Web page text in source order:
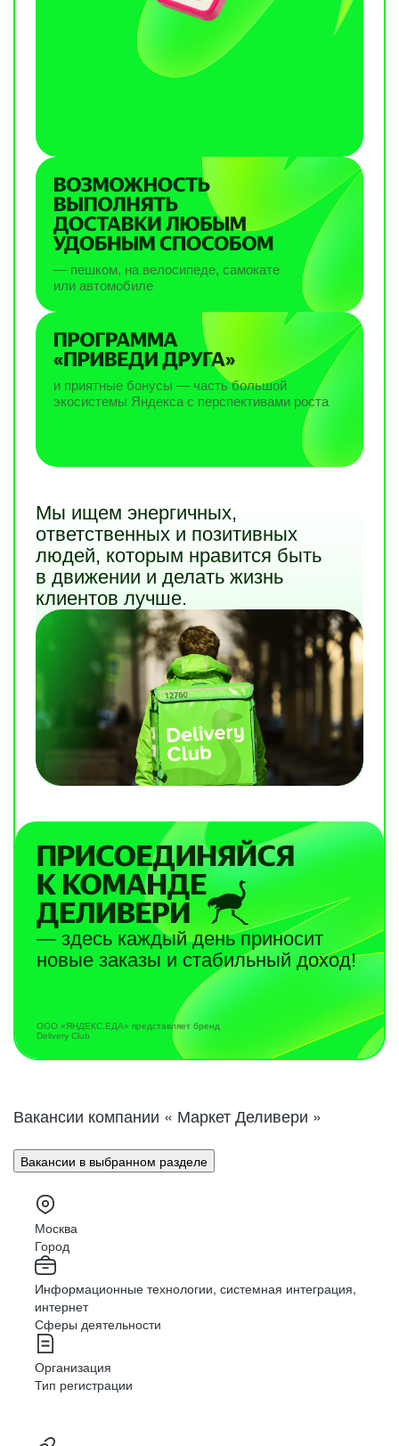
— пешком, на велосипеде, самокате
или автомобиле
и приятные бонусы — часть большой
экосистемы Яндекса с перспективами роста
Мы ищем энергичных,
ответственных и позитивных
людей, которым нравится быть
в движении и делать жизнь
клиентов лучше.
ООО «ЯНДЕКС.ЕДА» представляет бренд
Delivery Club
— здесь каждый день приносит
новые заказы и стабильный доход!
Вакансии компании « Маркет Деливери »
Вакансии в выбранном разделе
Москва
Город
Информационные технологии, системная интеграция,
интернет
Сферы деятельности
Организация
Тип регистрации